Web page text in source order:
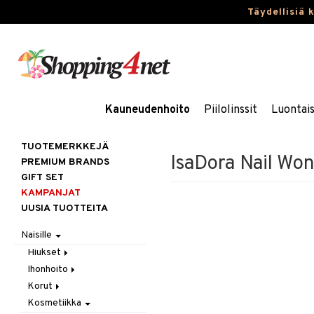
Täydellisiä
Kauneudenhoito Piilolinssit
IsaDora Nail
TUOTEMERKKEJÄ
PREMIUM BRANDS
GIFT SET
KAMPANJAT
UUSIA TUOTTEITA
Naisille
Hiukset
Gift Set
Harjat / Kammat
Hiuskuurit
Ihonhoito
Aurinkotuotteet
Erikoistuotteet
Korut
Kaulakorut
Kosmetiikka